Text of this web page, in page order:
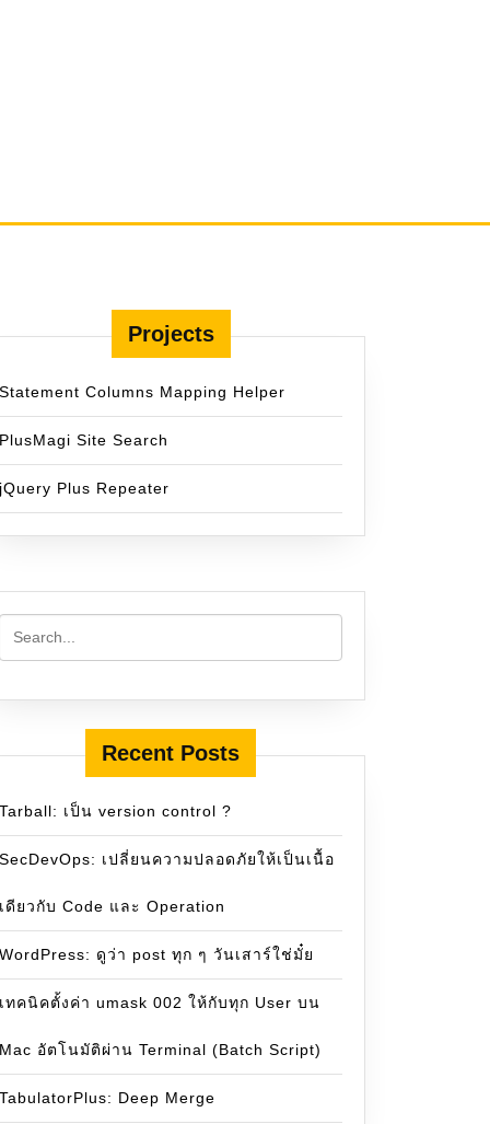
Projects
Statement Columns Mapping Helper
PlusMagi Site Search
jQuery Plus Repeater
Recent Posts
Tarball: เป็น version control ?
SecDevOps: เปลี่ยนความปลอดภัยให้เป็นเนื้อ
เดียวกับ Code และ Operation
WordPress: ดูว่า post ทุก ๆ วันเสาร์ใช่มั๋ย
เทคนิคตั้งค่า umask 002 ให้กับทุก User บน
Mac อัตโนมัติผ่าน Terminal (Batch Script)
TabulatorPlus: Deep Merge